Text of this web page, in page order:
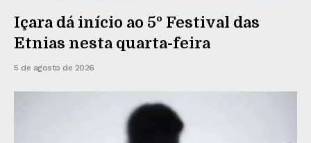
Içara dá início ao 5º Festival das
Etnias nesta quarta-feira
5 de agosto de 2026